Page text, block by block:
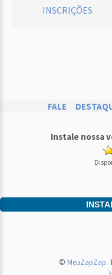
INSCRIÇÕES
FALE
Instale nossa
© MeuZapZap.